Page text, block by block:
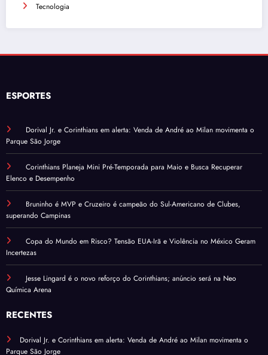
Tecnologia
ESPORTES
Dorival Jr. e Corinthians em alerta: Venda de André ao Milan movimenta o
Parque São Jorge
Corinthians Planeja Mini Pré-Temporada para Maio e Busca Recuperar
Elenco e Desempenho
Bruninho é MVP e Cruzeiro é campeão do Sul-Americano de Clubes,
superando Campinas
Copa do Mundo em Risco? Tensão EUA-Irã e Violência no México Geram
Incertezas
Jesse Lingard é o novo reforço do Corinthians; anúncio será na Neo
Química Arena
RECENTES
Dorival Jr. e Corinthians em alerta: Venda de André ao Milan movimenta o
Parque São Jorge